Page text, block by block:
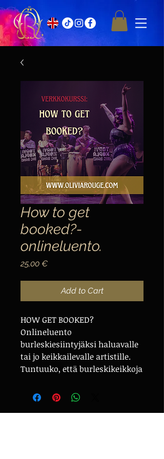
How to get
booked?-
onlineluento.
25,00 €Price
Add to Cart
HOW GET BOOKED?
Onlineluento
burleskiesiintyjäksi haluavalle
tai jo keikkailevalle artistille.
Tuntuuko, että burleskikeikkoja
oman esiintymisesi
seuraavalle tasolle? Tällä